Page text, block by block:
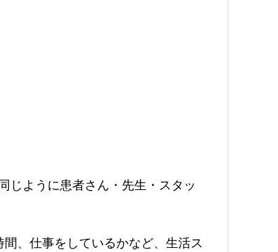
じように患者さん・先生・スタッ
、仕事をしているかなど、生活ス